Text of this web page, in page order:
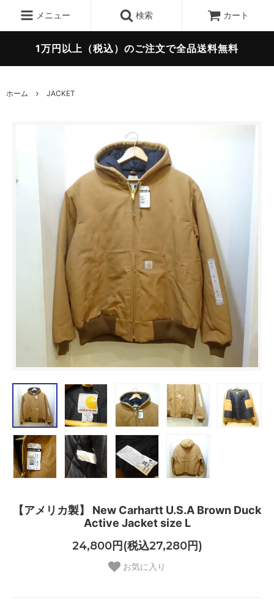
メニュー 検索 カート
1万円以上（税込）のご注文で全品送料無料
ホーム JACKET
【アメリカ製】 New Carhartt U.S.A Brown Duck
Active Jacket size L
24,800円(税込27,280円)
お気に入り